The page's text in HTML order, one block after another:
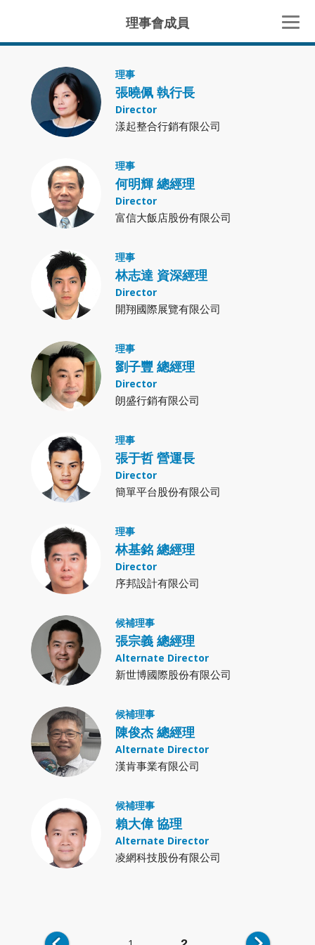
理事會成員
理事
張曉佩 執行長
Director
漾起整合行銷有限公司
理事
何明輝 總經理
Director
富信大飯店股份有限公司
理事
林志達 資深經理
Director
開翔國際展覽有限公司
理事
劉子豐 總經理
Director
朗盛行銷有限公司
理事
張于哲 營運長
Director
簡單平台股份有限公司
理事
林基銘 總經理
Director
序邦設計有限公司
候補理事
張宗義 總經理
Alternate Director
新世博國際股份有限公司
候補理事
陳俊杰 總經理
Alternate Director
漢肯事業有限公司
候補理事
賴大偉 協理
Alternate Director
凌網科技股份有限公司